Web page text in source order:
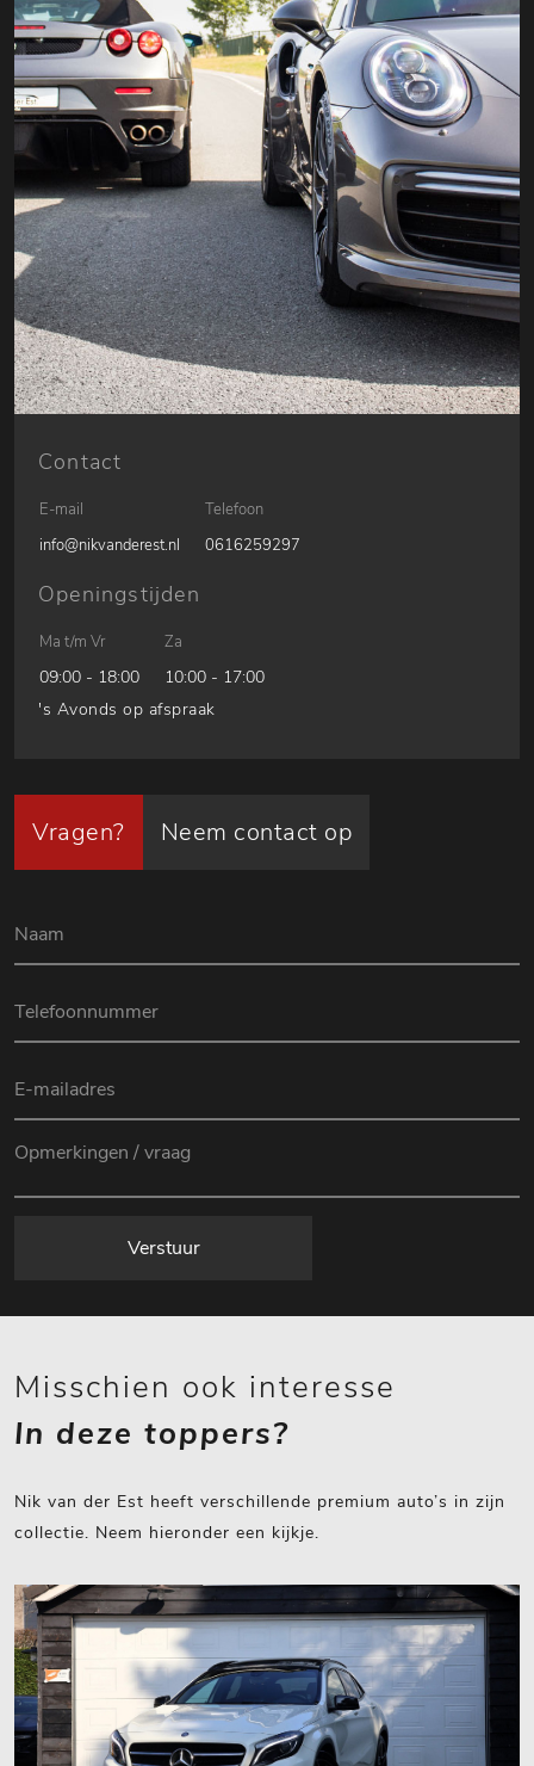
Contact
E-mail
info@nikvanderest.nl
Telefoon
0616259297
Openingstijden
Ma t/m Vr
09:00 - 18:00
Za
10:00 - 17:00
's Avonds op afspraak
Vragen? Neem contact op
Verstuur
Misschien ook interesse
In deze toppers?
Nik van der Est heeft verschillende premium auto’s in zijn
collectie. Neem hieronder een kijkje.